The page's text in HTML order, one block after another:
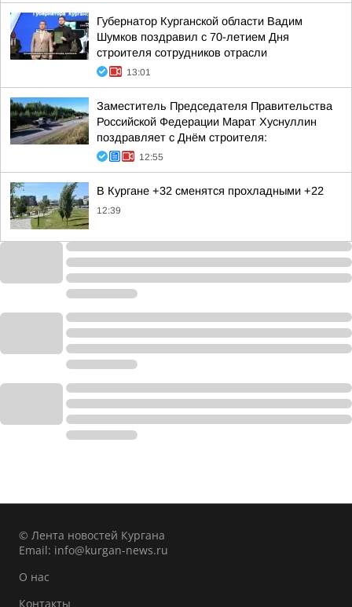
Губернатор Курганской области Вадим
Шумков поздравил с 70-летием Дня
строителя сотрудников отрасли
13:01
Заместитель Председателя Правительства
Российской Федерации Марат Хуснуллин
поздравляет с Днём строителя:
12:55
В Кургане +32 сменятся прохладными +22
12:39
© Лента новостей Кургана
Email: info@kurgan-news.ru
О нас
Контакты